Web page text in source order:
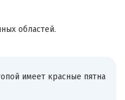
областей.
имеет красные пятна